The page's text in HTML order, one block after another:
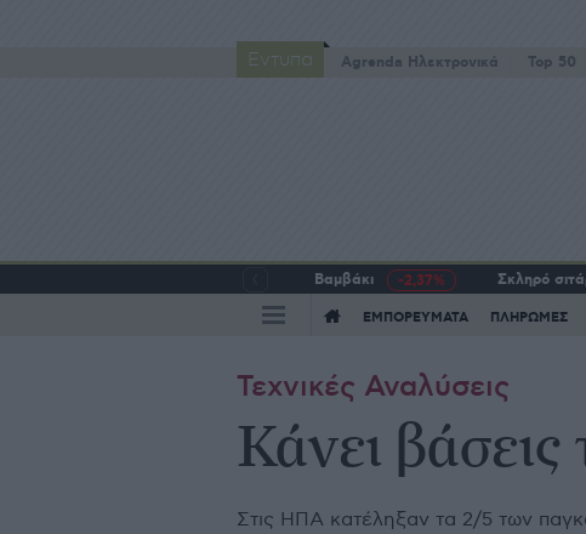
Έντυπα Agrenda Ηλεκτρονικά Top 50
Βαμβάκι -2,37% Σκληρό
ΕΜΠΟΡΕΥΜΑΤΑ ΠΛΗΡΩΜΕΣ
Τεχνικές Αναλύσεις
Κάνει βάσεις
Στις ΗΠΑ κατέληξαν τα 2/5 των